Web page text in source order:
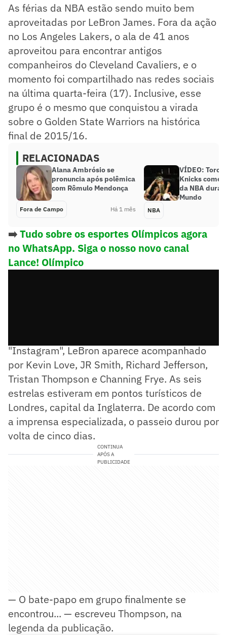
As férias da NBA estão sendo muito bem
aproveitadas por LeBron James. Fora da ação
no Los Angeles Lakers, o ala de 41 anos
aproveitou para encontrar antigos
companheiros do Cleveland Cavaliers, e o
momento foi compartilhado nas redes sociais
na última quarta-feira (17). Inclusive, esse
grupo é o mesmo que conquistou a virada
sobre o Golden State Warriors na histórica
final de 2015/16.
RELACIONADAS
Alana Ambrósio se
pronuncia após polêmica
com Rômulo Mendonça
Fora de Campo Há 1 mês
VÍDEO:
Knicks
da NBA
Mundo
NBA
➡️Tudo sobre os esportes Olímpicos agora
no WhatsApp. Siga o nosso novo canal
Lance! Olímpico
"Instagram", LeBron aparece acompanhado
por Kevin Love, JR Smith, Richard Jefferson,
Tristan Thompson e Channing Frye. As seis
estrelas estiveram em pontos turísticos de
Londres, capital da Inglaterra. De acordo com
a imprensa especializada, o passeio durou por
volta de cinco dias.
CONTINUA
APÓS A
PUBLICIDADE
— O bate-papo em grupo finalmente se
encontrou... — escreveu Thompson, na
legenda da publicação.